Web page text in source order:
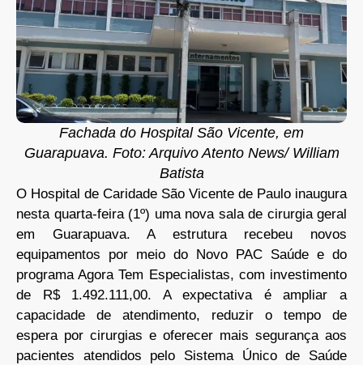
Fachada do Hospital São Vicente, em
Guarapuava. Foto: Arquivo Atento News/ William
Batista
O Hospital de Caridade São Vicente de Paulo inaugura
nesta quarta-feira (1º) uma nova sala de cirurgia geral
em Guarapuava. A estrutura recebeu novos
equipamentos por meio do Novo PAC Saúde e do
programa Agora Tem Especialistas, com investimento
de R$ 1.492.111,00. A expectativa é ampliar a
capacidade de atendimento, reduzir o tempo de
espera por cirurgias e oferecer mais segurança aos
pacientes atendidos pelo Sistema Único de Saúde